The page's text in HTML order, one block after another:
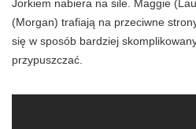
Jorkiem nabiera na sile. Maggie
(Morgan) trafiają na przeciwne
się w sposób bardziej
przypuszczać.